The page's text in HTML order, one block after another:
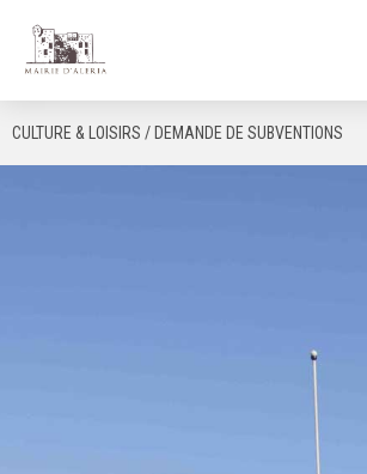
Ma
Culture
CULTURE & LOISIRS / DEMANDE DE SUBVENTIONS